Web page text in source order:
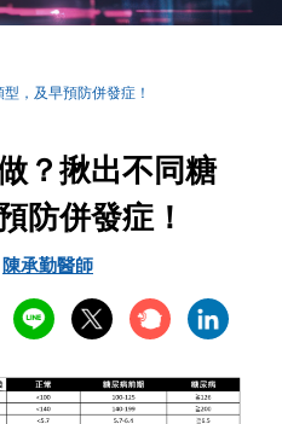
，及早預防併發症！
？揪出不同糖
防併發症！
陳承勤醫師